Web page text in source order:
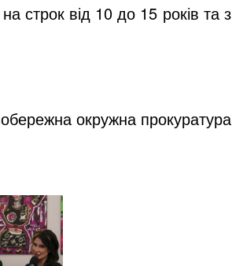
строк від 10 до 15 років та з
окружна прокуратура